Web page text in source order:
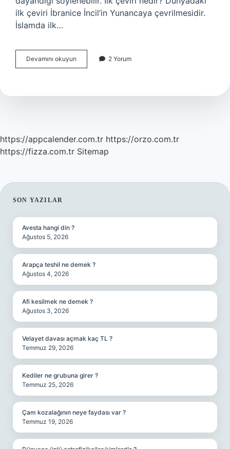
ilk çeviri İbranice İncil’in Yunancaya çevrilmesidir.
İslamda ilk…
Devamını okuyun
Dil
Yapıldı
2 Yorum
https://appcalender.com.tr https://orzo.com.tr
https://fizza.com.tr Sitemap
SIDEBAR
SON YAZILAR
Avesta hangi din ?
Ağustos 5, 2026
Arapça teshil ne demek ?
Ağustos 4, 2026
Afi kesilmek ne demek ?
Ağustos 3, 2026
Velayet davası açmak kaç TL ?
Temmuz 29, 2026
Kediler ne grubuna girer ?
Temmuz 25, 2026
Çam kozalağının neye faydası var ?
Temmuz 19, 2026